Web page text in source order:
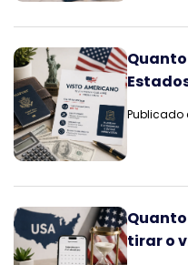
Publicado
tirar o